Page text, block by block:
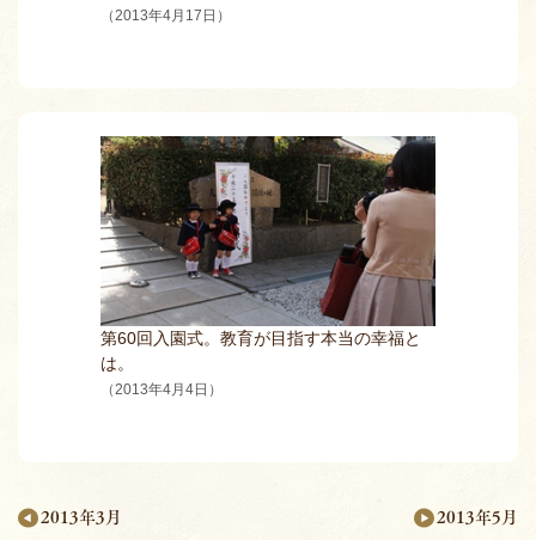
（2013年4月17日）
第60回入園式。教育が目指す本当の幸福と
は。
（2013年4月4日）
2013年3月 2013年5月